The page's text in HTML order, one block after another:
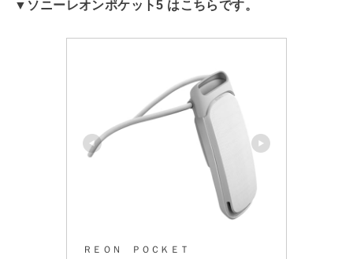
▼ソニーレオンポケット5 はこちらです。
ＲＥＯＮ ＰＯＣＫＥＴ